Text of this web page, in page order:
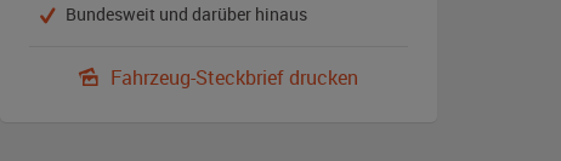
Bundesweit und darüber hinaus
Fahrzeug-Steckbrief drucken